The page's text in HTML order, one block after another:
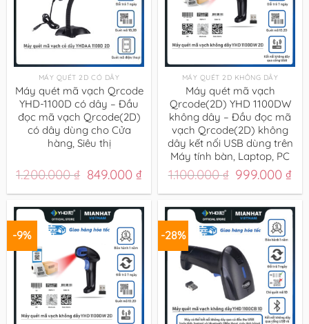
MÁY QUÉT 2D CÓ DÂY
Máy quét mã vạch Qrcode
YHD-1100D có dây – Đầu
đọc mã vạch Qrcode(2D)
có dây dùng cho Cửa
hàng, Siêu thị
1.200.000₫ Giá
là:
1.200.000 ₫.
849.000 ₫Giá
tại
là:
849.000 ₫.
MÁY QUÉT 2D KHÔNG DÂY
Máy quét mã vạch
Qrcode(2D) YHD 1100DW
không dây – Đầu đọc mã
vạch Qrcode(2D) không
dây kết nối USB dùng trên
Máy tính bàn, Laptop, PC
1.100.000₫ Giá
là:
1.100.000 ₫.
999.000₫
tại
là:
-9% -28%